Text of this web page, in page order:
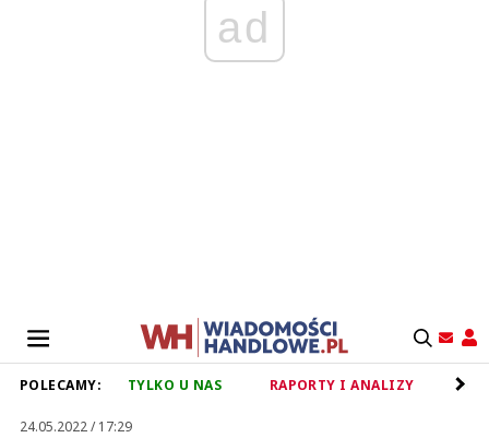
ad
POLECAMY: TYLKO U NAS RAPORTY I ANALIZY
24.05.2022 / 17:29